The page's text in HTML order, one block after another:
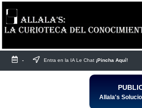
Saltar
al
- Entra en la IA Le Chat ¡Pincha Aquí!
Allala's